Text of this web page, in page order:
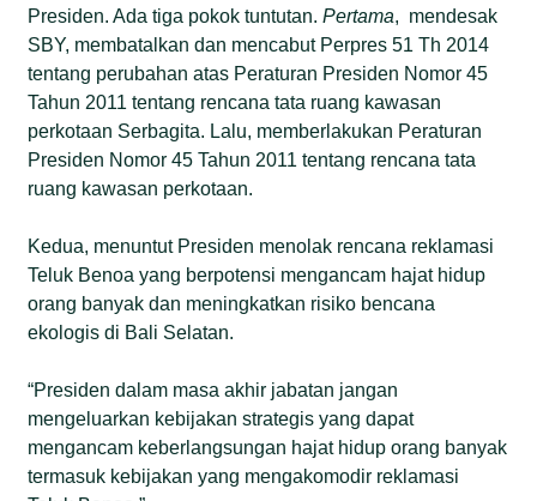
Presiden. Ada tiga pokok tuntutan.Pertama, mendesak
SBY, membatalkan dan mencabut Perpres 51 Th 2014
tentang perubahan atas Peraturan Presiden Nomor 45
Tahun 2011 tentang rencana tata ruang kawasan
perkotaan Serbagita. Lalu, memberlakukan Peraturan
Presiden Nomor 45 Tahun 2011 tentang rencana tata
ruang kawasan perkotaan.
Kedua, menuntut Presiden menolak rencana reklamasi
Teluk Benoa yang berpotensi mengancam hajat hidup
orang banyak dan meningkatkan risiko bencana
ekologis di Bali Selatan.
“Presiden dalam masa akhir jabatan jangan
mengeluarkan kebijakan strategis yang dapat
mengancam keberlangsungan hajat hidup orang banyak
termasuk kebijakan yang mengakomodir reklamasi